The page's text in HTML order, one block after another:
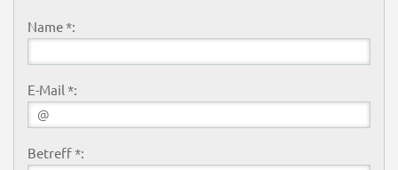
Name *:
E-Mail *:
Betreff *: